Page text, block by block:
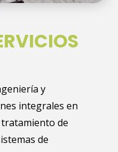
y
integrales en
de
de